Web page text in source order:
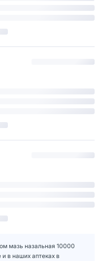
мазь назальная 10000
в наших аптеках в